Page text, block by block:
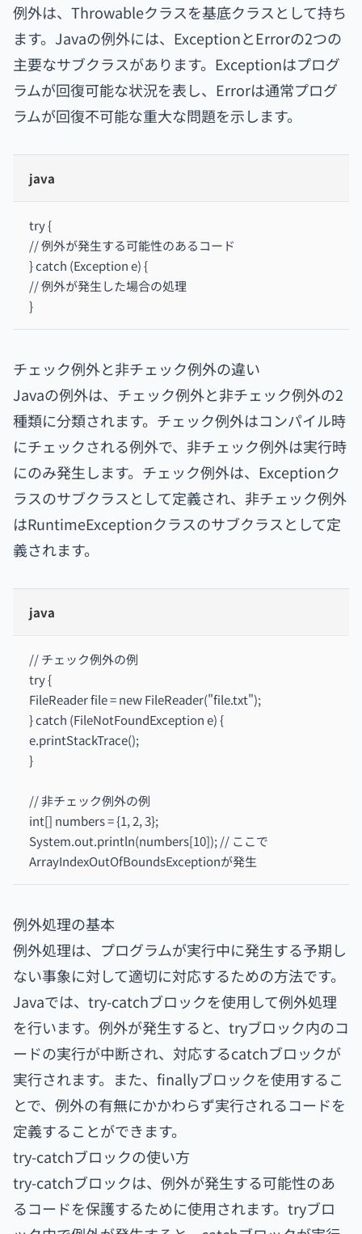
例外は、Throwableクラスを基底クラスとして持ち
ます。Javaの例外には、ExceptionとErrorの2つの
主要なサブクラスがあります。Exceptionはプログ
ラムが回復可能な状況を表し、Errorは通常プログ
ラムが回復不可能な重大な問題を示します。
java
try {
// 例外が発生する可能性のあるコード
} catch (Exception e) {
// 例外が発生した場合の処理
}
チェック例外と非チェック例外の違い
Javaの例外は、チェック例外と非チェック例外の2
種類に分類されます。チェック例外はコンパイル時
にチェックされる例外で、非チェック例外は実行時
にのみ発生します。チェック例外は、Exceptionク
ラスのサブクラスとして定義され、非チェック例外
はRuntimeExceptionクラスのサブクラスとして定
義されます。
java
// チェック例外の例
try {
FileReader file = new FileReader("file.txt");
} catch (FileNotFoundException e) {
e.printStackTrace();
}
// 非チェック例外の例
int[] numbers = {1, 2, 3};
System.out.println(numbers[10]); // ここで
ArrayIndexOutOfBoundsExceptionが発生
例外処理の基本
例外処理は、プログラムが実行中に発生する予期し
ない事象に対して適切に対応するための方法です。
Javaでは、try-catchブロックを使用して例外処理
を行います。例外が発生すると、tryブロック内のコ
ードの実行が中断され、対応するcatchブロックが
実行されます。また、finallyブロックを使用するこ
とで、例外の有無にかかわらず実行されるコードを
定義することができます。
try-catchブロックの使い方
try-catchブロックは、例外が発生する可能性のあ
るコードを保護するために使用されます。tryブロ